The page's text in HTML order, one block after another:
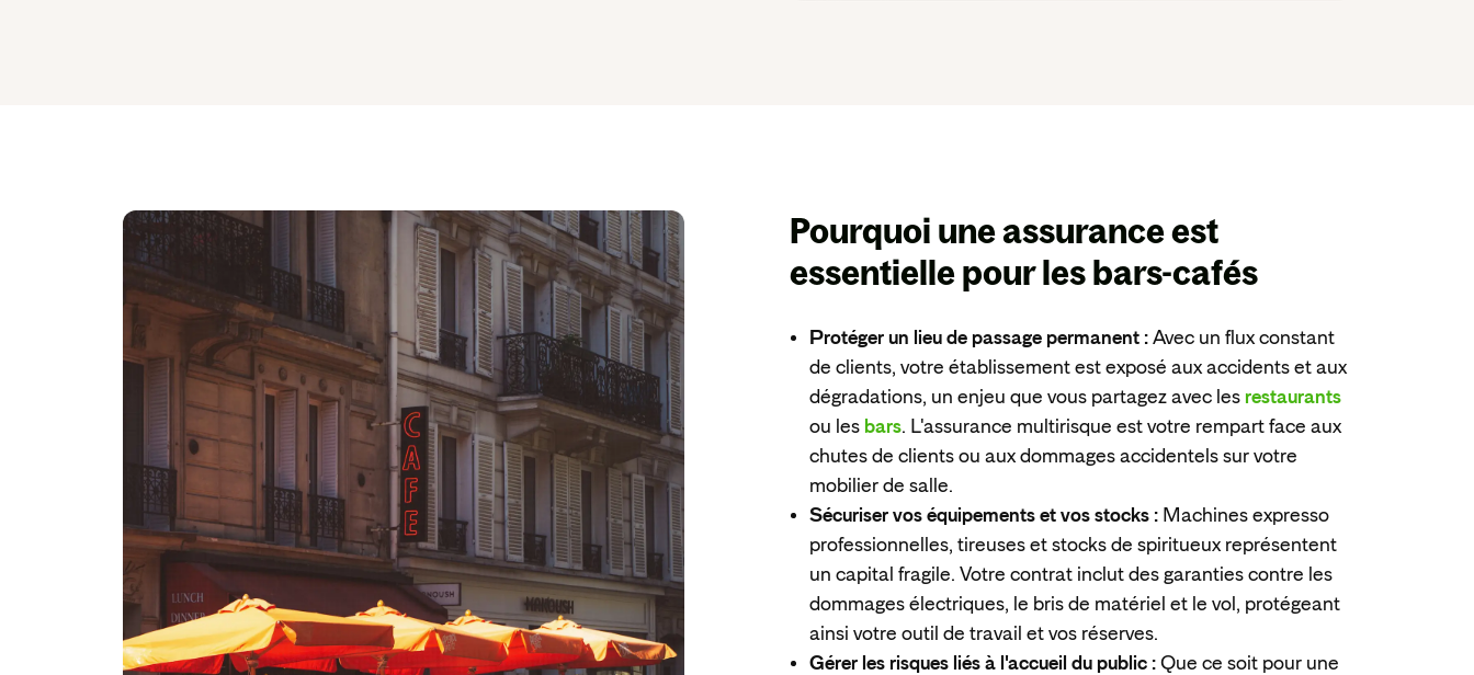
Pourquoi uneassurance est
essentiellepour les bars-cafés
Protéger un lieu de passage permanent : Avec un flux constant
de clients, votre établissement est exposé aux accidents et aux
dégradations, un enjeu que vous partagez avec les restaurants
ou les bars. L'assurance multirisque est votre rempart face aux
chutes de clients ou aux dommages accidentels sur votre
mobilier de salle.
Sécuriser vos équipements et vos stocks : Machines expresso
professionnelles, tireuses et stocks de spiritueux représentent
un capital fragile. Votre contrat inclut des garanties contre les
dommages électriques, le bris de matériel et le vol, protégeant
ainsi votre outil de travail et vos réserves.
Gérer les risques liés à l'accueil du public : Que ce soit pour une